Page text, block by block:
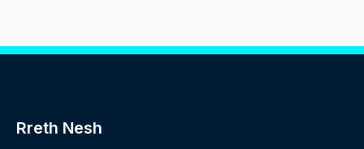
Rreth Nesh